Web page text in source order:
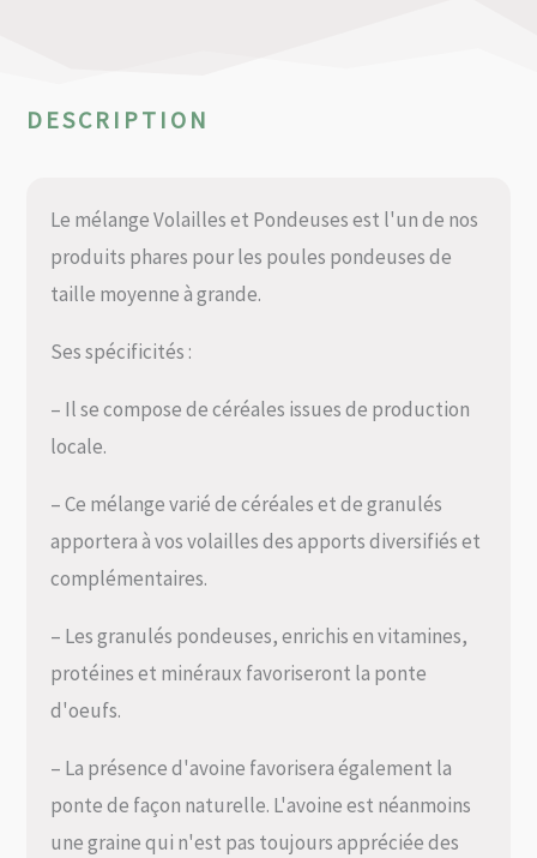
DESCRIPTION
Le mélange Volailles et Pondeuses est l'un de nos
produits phares pour les poules pondeuses de
taille moyenne à grande.
Ses spécificités :
– Il se compose de céréales issues de production
locale.
– Ce mélange varié de céréales et de granulés
apportera à vos volailles des apports diversifiés et
complémentaires.
– Les granulés pondeuses, enrichis en vitamines,
protéines et minéraux favoriseront la ponte
d'oeufs.
– La présence d'avoine favorisera également la
ponte de façon naturelle. L'avoine est néanmoins
une graine qui n'est pas toujours appréciée des